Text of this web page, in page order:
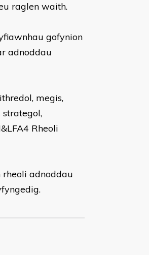
raglen waith.
gofynion
adnoddau
megis,
strategol,
Rheoli
rheoli adnoddau